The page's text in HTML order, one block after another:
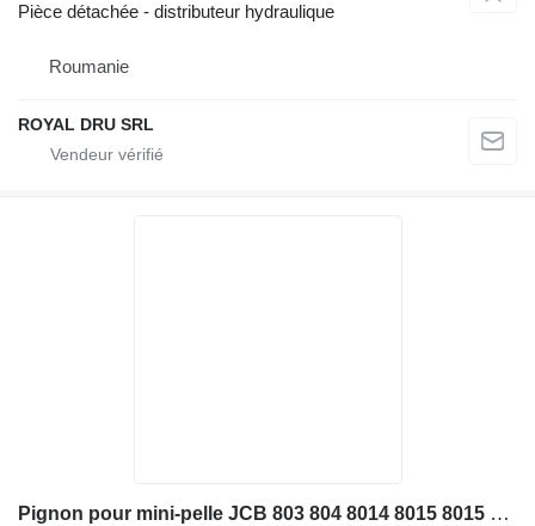
Pièce détachée - distributeur hydraulique
Roumanie
ROYAL DRU SRL
Pignon pour mini-pelle JCB 803 804 8014 8015 8015 8016 8018 8027 8052 8060 8080ZTS